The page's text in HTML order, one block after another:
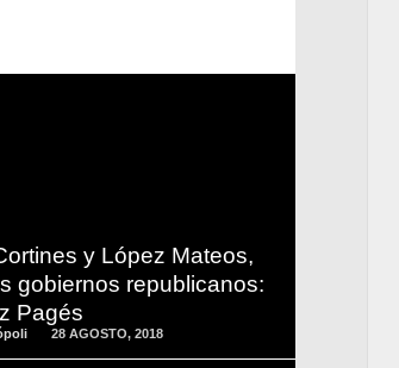
y López Mateos,
gobiernos republicanos:
Pagés
28 AGOSTO, 2018